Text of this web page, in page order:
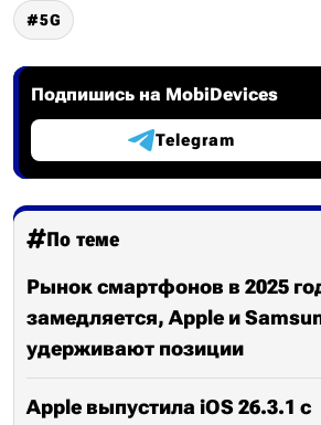
5G
Подпишись на MobiDevices
Telegram
По теме
Рынок смартфонов в 2025
замедляется, Apple и
удерживают позиции
Apple выпустила iOS 26.3.1 с